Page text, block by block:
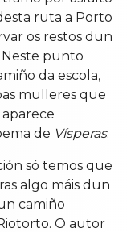
ruta a Porto
os restos dun
punto
da escola,
mulleres que
de Vísperas.
só temos que
algo máis dun
camiño
O autor